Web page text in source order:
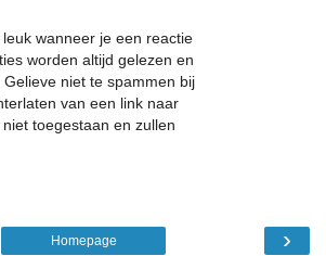
wanneer je een reactie
worden altijd gelezen en
niet te spammen bij
van een link naar
toegestaan en zullen
›
Homepage